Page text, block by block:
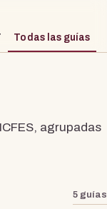
Todas las guías
agrupadas
5 guías